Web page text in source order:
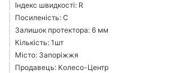
Індекс швидкості: R
Посиленість: C
Залишок протектора: 6 мм
Кількість: 1шт
Місто: Запоріжжя
Продавець: Колесо-Центр